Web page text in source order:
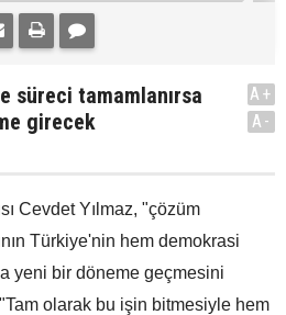
süreci tamamlanırsa
girecek
A+
A-
Cevdet Yılmaz, "çözüm
Türkiye'nin hem demokrasi
yeni bir döneme geçmesini
olarak bu işin bitmesiyle hem